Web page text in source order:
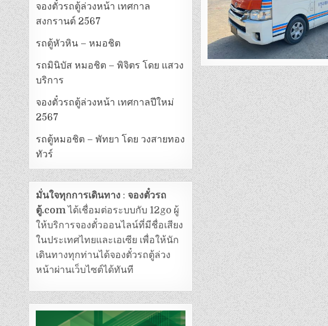
จองตั๋วรถตู้ล่วงหน้า เทศกาล
สงกรานต์ 2567
รถตู้หัวหิน – หมอชิต
รถมินิบัส หมอชิต – พิจิตร โดย แสวง
บริการ
จองตั๋วรถตู้ล่วงหน้า เทศกาลปีใหม่
2567
รถตู้หมอชิต – พัทยา โดย วงสายทอง
ทัวร์
มั่นใจทุกการเดินทาง :จองตั๋วรถ
ตู้.comได้เชื่อมต่อระบบกับ 12go ผู้
ให้บริการจองตั๋วออนไลน์ที่มีชื่อเสียง
ในประเทศไทยและเอเซีย เพื่อให้นัก
เดินทางทุกท่านได้จองตั๋วรถตู้ล่วง
หน้าผ่านเว็บไซต์ได้ทันที